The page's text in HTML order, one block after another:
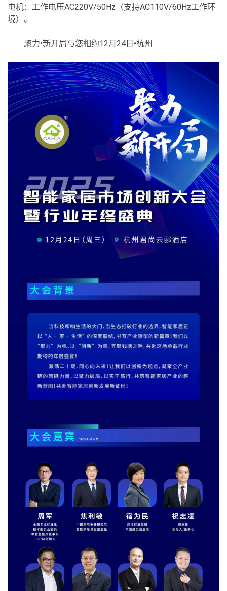
电机：工作电压AC220V/50Hz（支持AC110V/60Hz工作环
境）。
聚力•新开局与您相约12月24日•杭州